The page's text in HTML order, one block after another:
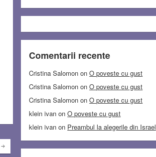
Comentarii recente
Cristina Salomon onO poveste cu gust
Cristina Salomon onO poveste cu gust
Cristina Salomon onO poveste cu gust
klein ivan onO poveste cu gust
klein ivan on Preambul la alegerile din Israel